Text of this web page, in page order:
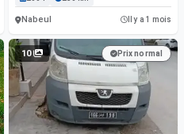
Nabeul Il y a 1 mois
10 Prix normal